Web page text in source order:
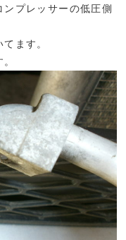
プレッサーの低圧側
ます。